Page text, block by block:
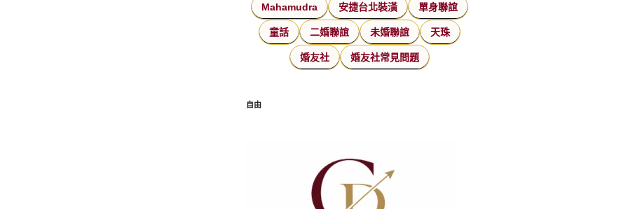
Mahamudra 安捷台北裝潢 單身聯誼
童話 二婚聯誼 未婚聯誼 天珠
婚友社 婚友社常見問題
自由